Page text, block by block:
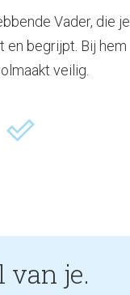
Vader, die je
en begrijpt. Bij hem
veilig.
van je.